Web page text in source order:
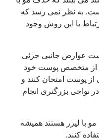
به نظر نمی رسد که
با این روش وجود
عوارض جانبی جزئی
از متخصص پوست خود
از پوست امتحان کنند و
نواحی بزرگتری انجام
با لیزر هستند همیشه
کنند.